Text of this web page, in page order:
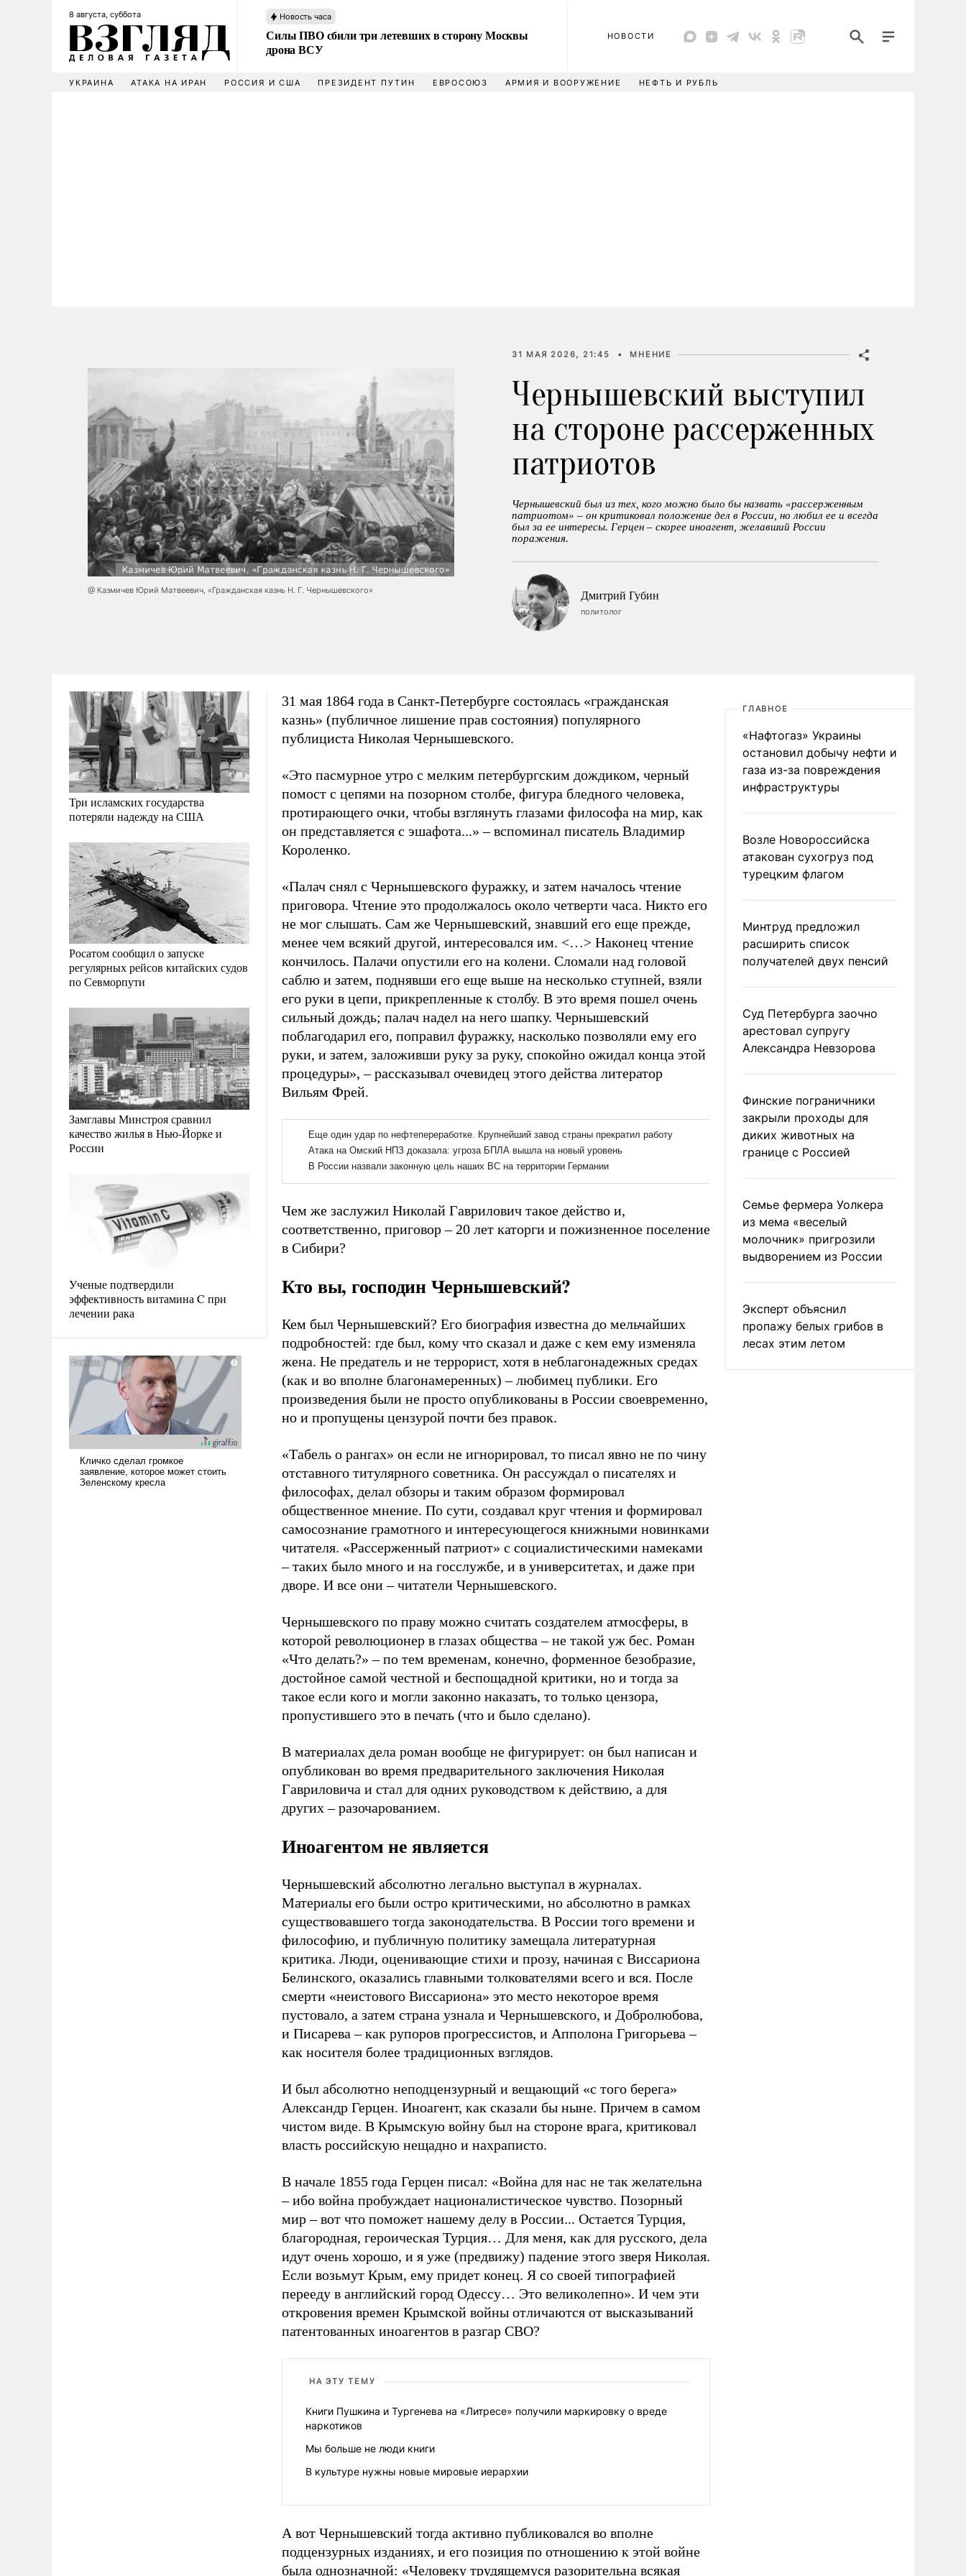
8 августа, суббота Новость часа
Силы ПВО сбили три летевших в сторону Москвы
дрона ВСУ
НОВОСТИ
УКРАИНА АТАКА НА ИРАН РОССИЯ И США ПРЕЗИДЕНТ ПУТИН ЕВРОСОЮЗ АРМИЯ И ВООРУЖЕНИЕ НЕФТЬ И РУБЛЬ
@ Казмичев Юрий Матвеевич, «Гражданская казнь Н. Г. Чернышевского»
31 МАЯ 2026, 21:45 • МНЕНИЕ
Чернышевский выступил
на стороне рассерженных
патриотов
Чернышевский был из тех, кого можно было бы назвать «рассерженным
патриотом» – он критиковал положение дел в России, но любил ее и всегда
был за ее интересы. Герцен – скорее иноагент, желавший России
поражения.
Дмитрий Губин
политолог
Три исламских государства
потеряли надежду на США
Росатом сообщил о запуске
регулярных рейсов китайских судов
по Севморпути
Замглавы Минстроя сравнил
качество жилья в Нью-Йорке и
России
Ученые подтвердили
эффективность витамина C при
лечении рака
31 мая 1864 года в Санкт-Петербурге состоялась «гражданская
казнь» (публичное лишение прав состояния) популярного
публициста Николая Чернышевского.
«Это пасмурное утро с мелким петербургским дождиком, черный
помост с цепями на позорном столбе, фигура бледного человека,
протирающего очки, чтобы взглянуть глазами философа на мир, как
он представляется с эшафота...» – вспоминал писатель Владимир
Короленко.
«Палач снял с Чернышевского фуражку, и затем началось чтение
приговора. Чтение это продолжалось около четверти часа. Никто его
не мог слышать. Сам же Чернышевский, знавший его еще прежде,
менее чем всякий другой, интересовался им. <…> Наконец чтение
кончилось. Палачи опустили его на колени. Сломали над головой
саблю и затем, поднявши его еще выше на несколько ступней, взяли
его руки в цепи, прикрепленные к столбу. В это время пошел очень
сильный дождь; палач надел на него шапку. Чернышевский
поблагодарил его, поправил фуражку, насколько позволяли ему его
руки, и затем, заложивши руку за руку, спокойно ожидал конца этой
процедуры», – рассказывал очевидец этого действа литератор
Вильям Фрей.
Чем же заслужил Николай Гаврилович такое действо и,
соответственно, приговор – 20 лет каторги и пожизненное поселение
в Сибири?
Кто вы, господин Чернышевский?
Кем был Чернышевский? Его биография известна до мельчайших
подробностей: где был, кому что сказал и даже с кем ему изменяла
жена. Не предатель и не террорист, хотя в неблагонадежных средах
(как и во вполне благонамеренных) – любимец публики. Его
произведения были не просто опубликованы в России своевременно,
но и пропущены цензурой почти без правок.
«Табель о рангах» он если не игнорировал, то писал явно не по чину
отставного титулярного советника. Он рассуждал о писателях и
философах, делал обзоры и таким образом формировал
общественное мнение. По сути, создавал круг чтения и формировал
самосознание грамотного и интересующегося книжными новинками
читателя. «Рассерженный патриот» с социалистическими намеками
– таких было много и на госслужбе, и в университетах, и даже при
дворе. И все они – читатели Чернышевского.
Чернышевского по праву можно считать создателем атмосферы, в
которой революционер в глазах общества – не такой уж бес. Роман
«Что делать?» – по тем временам, конечно, форменное безобразие,
достойное самой честной и беспощадной критики, но и тогда за
такое если кого и могли законно наказать, то только цензора,
пропустившего это в печать (что и было сделано).
В материалах дела роман вообще не фигурирует: он был написан и
опубликован во время предварительного заключения Николая
Гавриловича и стал для одних руководством к действию, а для
других – разочарованием.
Иноагентом не является
Чернышевский абсолютно легально выступал в журналах.
Материалы его были остро критическими, но абсолютно в рамках
существовавшего тогда законодательства. В России того времени и
философию, и публичную политику замещала литературная
критика. Люди, оценивающие стихи и прозу, начиная с Виссариона
Белинского, оказались главными толкователями всего и вся. После
смерти «неистового Виссариона» это место некоторое время
пустовало, а затем страна узнала и Чернышевского, и Добролюбова,
и Писарева – как рупоров прогрессистов, и Апполона Григорьева –
как носителя более традиционных взглядов.
И был абсолютно неподцензурный и вещающий «с того берега»
Александр Герцен. Иноагент, как сказали бы ныне. Причем в самом
чистом виде. В Крымскую войну был на стороне врага, критиковал
власть российскую нещадно и нахраписто.
В начале 1855 года Герцен писал: «Война для нас не так желательна
– ибо война пробуждает националистическое чувство. Позорный
мир – вот что поможет нашему делу в России... Остается Турция,
благородная, героическая Турция… Для меня, как для русского, дела
идут очень хорошо, и я уже (предвижу) падение этого зверя Николая.
Если возьмут Крым, ему придет конец. Я со своей типографией
перееду в английский город Одессу… Это великолепно». И чем эти
откровения времен Крымской войны отличаются от высказываний
патентованных иноагентов в разгар СВО?
НА ЭТУ ТЕМУ
Книги Пушкина и Тургенева на «Литресе» получили маркировку о вреде
наркотиков
Мы больше не люди книги
В культуре нужны новые мировые иерархии
А вот Чернышевский тогда активно публиковался во вполне
подцензурных изданиях, и его позиция по отношению к этой войне
была однозначной: «Человеку трудящемуся разорительна всякая
ГЛАВНОЕ
«Нафтогаз» Украины
остановил добычу нефти и
газа из-за повреждения
инфраструктуры
Возле Новороссийска
атакован сухогруз под
турецким флагом
Минтруд предложил
расширить список
получателей двух пенсий
Суд Петербурга заочно
арестовал супругу
Александра Невзорова
Финские пограничники
закрыли проходы для
диких животных на
границе с Россией
Семье фермера Уолкера
из мема «веселый
молочник» пригрозили
выдворением из России
Эксперт объяснил
пропажу белых грибов в
лесах этим летом